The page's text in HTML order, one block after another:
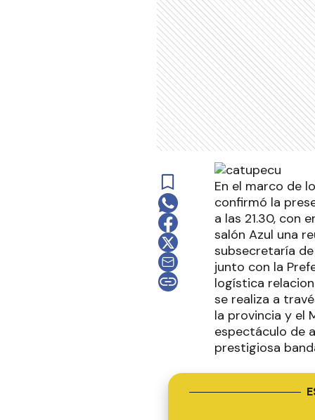
En el marco de
confirmó la
a las 21.30, con
salón Azul una
subsecretaría
junto con la
logística
se realiza a
la provincia y el
espectáculo de
prestigiosa